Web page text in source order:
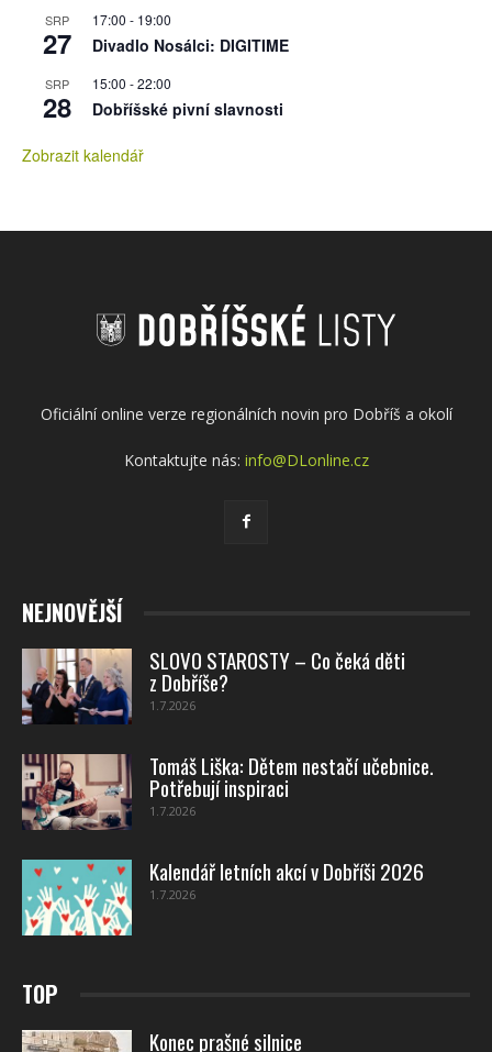
SRP
27
17:00 - 19:00
Divadlo Nosálci: DIGITIME
SRP
28
15:00 -22:00
Dobříšské pivní slavnosti
Zobrazit kalendář
Oficiální online verze regionálních novin pro Dobříš a okolí
Kontaktujte nás: info@DLonline.cz
NEJNOVĚJŠÍ
SLOVO STAROSTY – Co čeká děti
z Dobříše?
1.7.2026
Tomáš Liška: Dětem nestačí učebnice.
Potřebují inspiraci
1.7.2026
Kalendář letních akcí v Dobříši 2026
1.7.2026
TOP
Konec prašné silnice